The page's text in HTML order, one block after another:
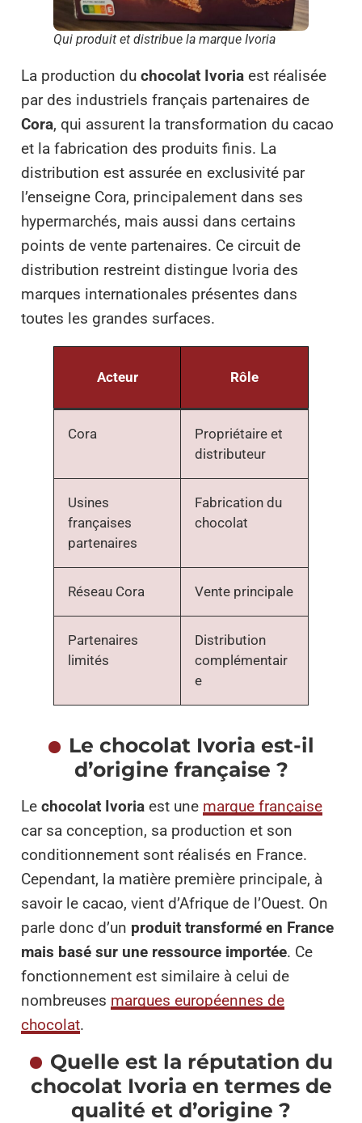
Qui produit et distribue la marque Ivoria
La production du chocolat Ivoria est réalisée
par des industriels français partenaires de
Cora, qui assurent la transformation du cacao
et la fabrication des produits finis. La
distribution est assurée en exclusivité par
l’enseigne Cora, principalement dans ses
hypermarchés, mais aussi dans certains
points de vente partenaires. Ce circuit de
distribution restreint distingue Ivoria des
marques internationales présentes dans
toutes les grandes surfaces.
Acteur Rôle
Cora
Propriétaire et
distributeur
Usines
françaises
partenaires
Fabrication du
chocolat
Réseau Cora Vente principale
Partenaires
limités
Distribution
complémentair
e
Le chocolat Ivoria est-il
d’origine française ?
Le chocolat Ivoria est une marque française
car sa conception, sa production et son
conditionnement sont réalisés en France.
Cependant, la matière première principale, à
savoir le cacao, vient d’Afrique de l’Ouest. On
parle donc d’un produit transformé en France
mais basé sur une ressource importée. Ce
fonctionnement est similaire à celui de
nombreuses marques européennes de
chocolat.
Quelle est la réputation du
chocolat Ivoria en termes de
qualité et d’origine ?